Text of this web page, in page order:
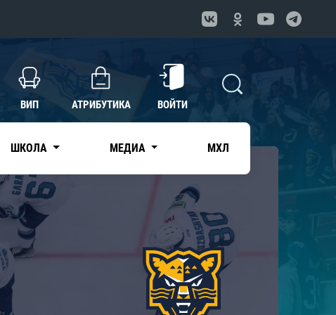
ВИП АТРИБУТИКА ВОЙТИ
ШКОЛА МЕДИА МХЛ